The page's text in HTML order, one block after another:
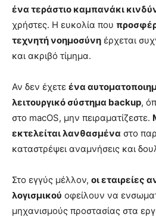
ένα τεράστιο καμπανάκι
χρήστες. Η ευκολία που
τεχνητή νοημοσύνη έρχεται
και ακριβό τίμημα.
Αν δεν έχετε ένα
λειτουργικό σύστημα backup,
στο macOS, μην πειραματίζεστε.
εκτελείται λανθασμένα στο
καταστρέψει αναμνήσεις και
Στο εγγύς μέλλον, οι εταιρείες
λογισμικού οφείλουν να
μηχανισμούς προστασίας στα